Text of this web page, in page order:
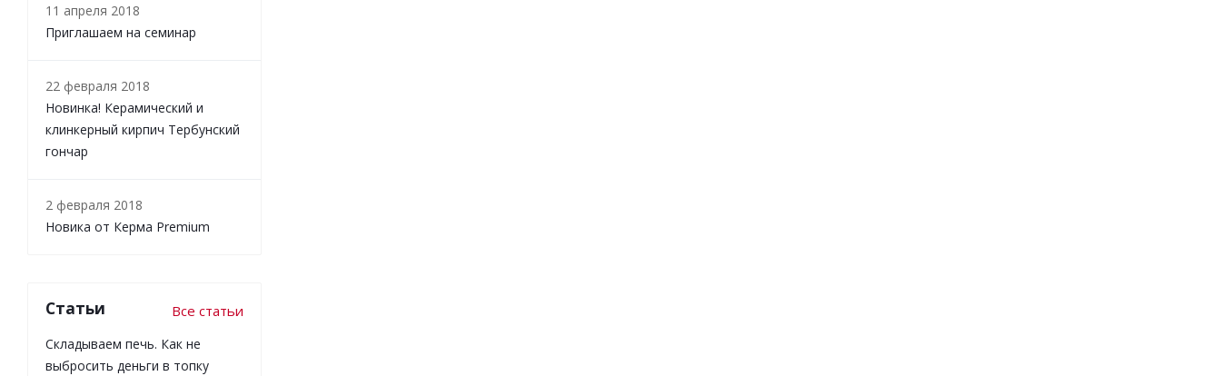
11 апреля 2018
Приглашаем на семинар
22 февраля 2018
Новинка! Керамический и
клинкерный кирпич Тербунский
гончар
2 февраля 2018
Новика от Керма Premium
Статьи Все статьи
Складываем печь. Как не
выбросить деньги в топку